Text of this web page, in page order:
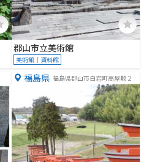
郡山市立美術館
美術館｜資料館
福島県 福島県郡山市白岩町高屋敷２８